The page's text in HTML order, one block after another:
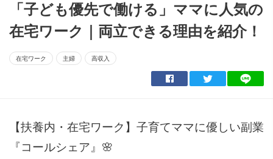
「子ども優先で働ける」ママに人気の
在宅ワーク｜両立できる理由を紹介！
在宅ワーク 主婦 高収入
【扶養内・在宅ワーク】子育てママに優しい副業
『コールシェア』🌸